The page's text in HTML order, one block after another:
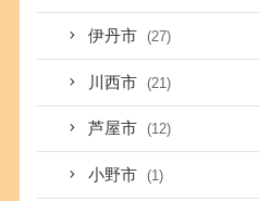
伊丹市 (27)
川西市 (21)
芦屋市 (12)
小野市 (1)